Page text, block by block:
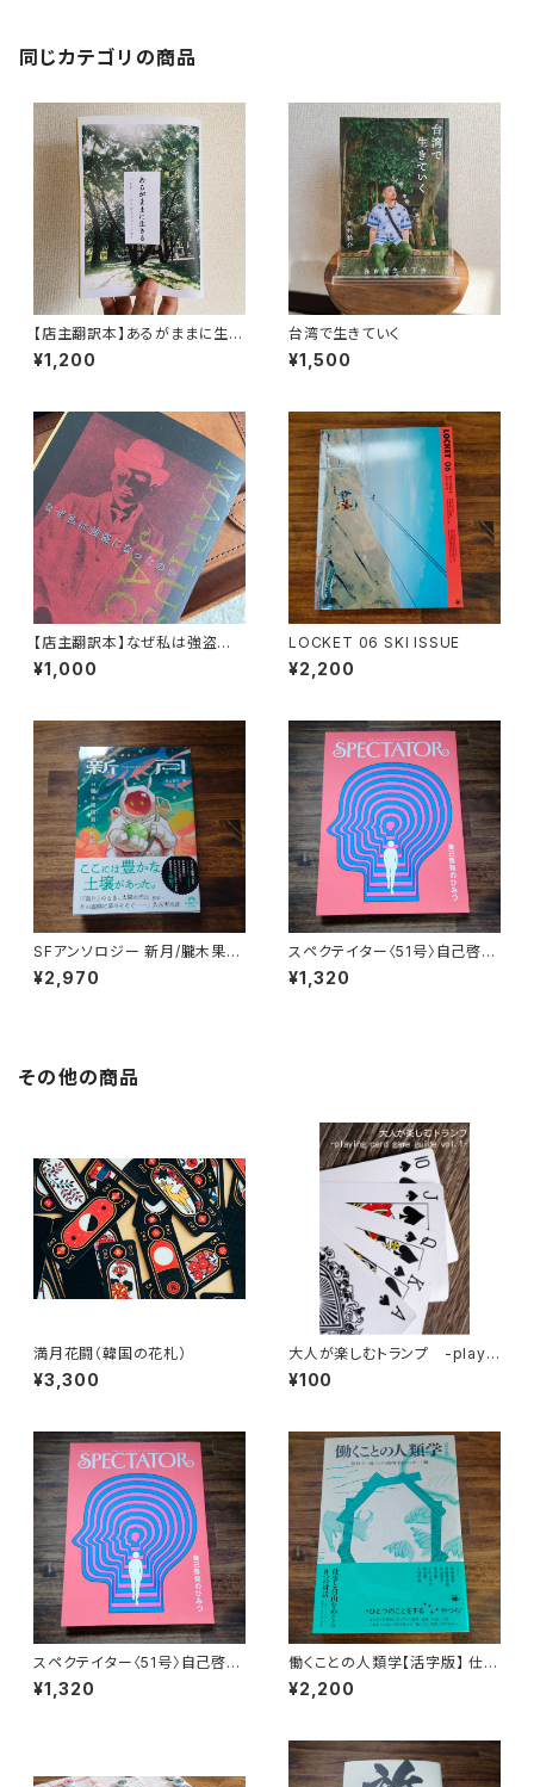
同じカテゴリの商品
【店主翻訳本】あるがままに生き
る（moonlight books vol.2）
¥1,200
台湾で生きていく
¥1,500
【店主翻訳本】なぜ私は強盗に
なったのか マリウスジェイコブ
（moonlight books vol.1）
¥1,000
LOCKET 06 SKI ISSUE
¥2,200
SFアンソロジー 新月/朧木果樹
園の軌跡
¥2,970
スペクテイター〈51号〉自己啓発
のひみつ
¥1,320
その他の商品
満月花闘（韓国の花札）
¥3,300
大人が楽しむトランプ -playin
g card game guide vol.1-
【電子版】
¥100
スペクテイター〈51号〉自己啓発
のひみつ
¥1,320
働くことの人類学【活字版】 仕事
と自由をめぐる8つの対話
¥2,200